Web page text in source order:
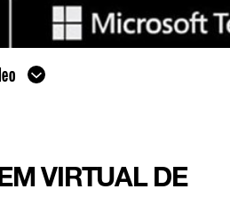
VIRTUAL DE